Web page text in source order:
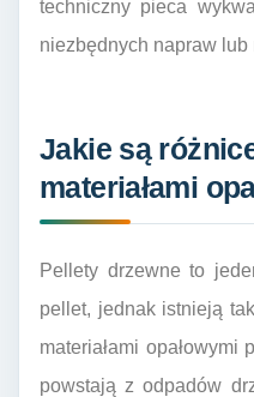
techniczny pieca
niezbędnych napraw lub
Jakie są
materiałami
Pellety drzewne to
pellet, jednak istnieją
materiałami
powstają z odpadów